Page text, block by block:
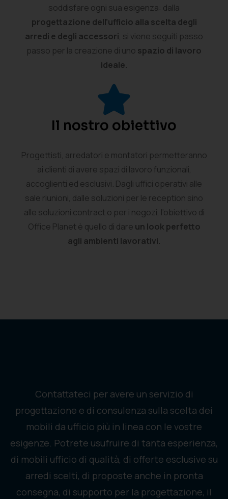
soddisfare ogni sua esigenza: dalla
progettazione dell’ufficio alla scelta degli
arredi e degli accessori, si viene seguiti passo
passo per la creazione di uno spazio di lavoro
ideale.
Il nostro obiettivo
Progettisti, arredatori e montatori permetteranno
ai clienti di avere spazi di lavoro funzionali,
accoglienti ed esclusivi. Dagli uffici operativi alle
sale riunioni, dalle soluzioni per le reception sino
alle soluzioni contract o per i negozi, l’obiettivo di
Office Planet è quello di dare un look perfetto
agli ambienti lavorativi.
Contattateci per avere un servizio di
progettazione e di consulenza sulla scelta dei
mobili da ufficio più in linea con le vostre
esigenze. Potrete usufruire di tanta esperienza,
di mobili ufficio di qualità, di offerte esclusive su
arredi scelti, di proposte anche in pronta
consegna, di supporto per la progettazione, il